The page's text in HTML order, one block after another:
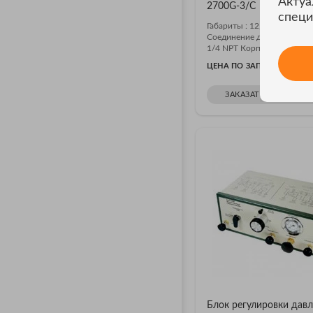
2700G-3/C
Габариты : 12,7 х 11,4 х 3,7
Соединение давления:
1/4 NPT Корпус:...
ЦЕНА ПО ЗАПРОСУ
ЗАКАЗАТЬ В ОДИН
Блок регулировки